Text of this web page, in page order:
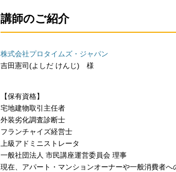
講師のご紹介
株式会社プロタイムズ・ジャパン
吉田憲司(よしだ けんじ) 様
【保有資格】
宅地建物取引主任者
外装劣化調査診断士
フランチャイズ経営士
上級アドミニストレータ
一般社団法人 市民講座運営委員会 理事
現在、アパート・マンションオーナーや一般消費者